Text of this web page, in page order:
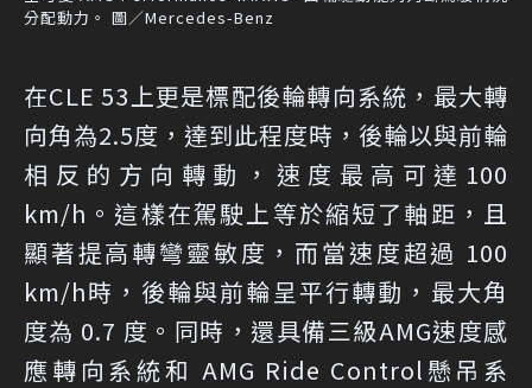
分配動力。 圖／Mercedes-Benz
在CLE 53上更是標配後輪轉向系統，最大轉
向角為2.5度，達到此程度時，後輪以與前輪
相反的方向轉動，速度最高可達100
km/h。這樣在駕駛上等於縮短了軸距，且
顯著提高轉彎靈敏度，而當速度超過 100
km/h時，後輪與前輪呈平行轉動，最大角
度為 0.7 度。同時，還具備三級AMG速度感
應轉向系統和 AMG Ride Control懸吊系